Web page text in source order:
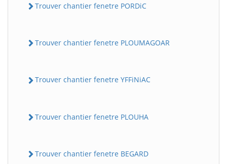
Trouver chantier fenetre PORDiC
Trouver chantier fenetre PLOUMAGOAR
Trouver chantier fenetre YFFiNiAC
Trouver chantier fenetre PLOUHA
Trouver chantier fenetre BEGARD